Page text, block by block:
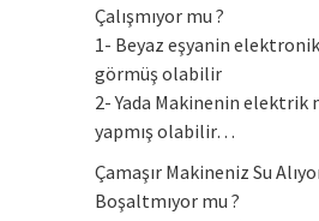
Çalışmıyor mu ?
1- Beyaz eşyanin
görmüş olabilir
2- Yada Makinenin elektrik
yapmış olabilir…
Çamaşır Makineniz Su
Boşaltmıyor mu ?